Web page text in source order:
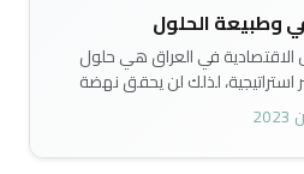
وطبيعة الحلول
الاقتصادية في العراق هي حلول
استراتيجية، لذلك لن يحقق نهضة
المقومات الاقتصادية ما لم يُعيد
لمعالجة المشاكل